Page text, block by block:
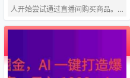
26年依然是小程序掘金的黄金时…
人开始尝试通过直播间购买商品。
在某音平台上，一些买手凭借其独
动，让粉丝在购物的同时还能获得